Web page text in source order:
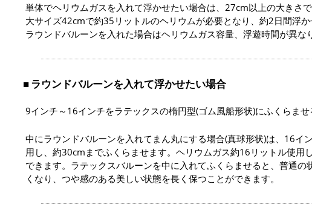
単体でヘリウムガスを入れて浮かせたい場合は、27cm以上の大きさ
大サイズ42cmで約35リットルのヘリウムが必要となり、約2日間浮
ラウンドバルーンを入れた場合はヘリウムガス容量、浮遊時間が異な
ラウンドバルーンを入れて浮かせたい場合
9インチ～16インチをラテックスの楕円型(ゴム風船形状)にふくらませ
中にラウンドバルーンを入れてまん丸にする場合(真球形状)は、16イ
用し、約30cmまでふくらませます。ヘリウムガス約16リットル使用
できます。ラテックスバルーンを中に入れてふくらませると、普通の
くなり、つや感のある美しい状態を長く保つことができます。